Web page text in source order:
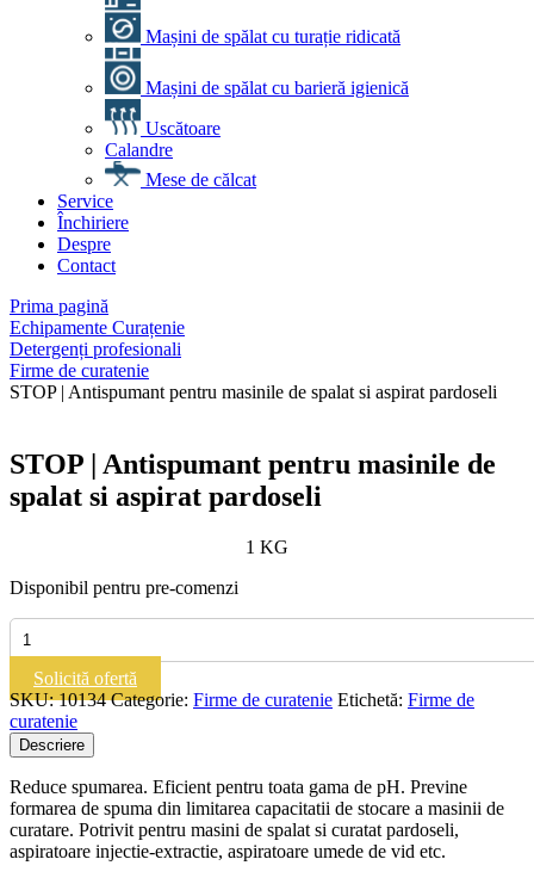
Mașini de spălat cu turație ridicată
Mașini de spălat cu barieră igienică
Uscătoare
Calandre
Mese de călcat
Service
Închiriere
Despre
Contact
Prima pagină
Echipamente Curațenie
Detergenți profesionali
Firme de curatenie
STOP | Antispumant pentru masinile de spalat si aspirat pardoseli
STOP | Antispumant pentru masinile de
spalat si aspirat pardoseli
1 KG
Disponibil pentru pre-comenzi
Cantitate
STOP
Antispumant
pentru
masinile
de
spalat
si
aspirat
pardoseli
Solicită ofertă
SKU:10134 Categorie: Firme de curatenie Etichetă: Firme de
curatenie
Descriere
Reduce spumarea. Eficient pentru toata gama de pH. Previne
formarea de spuma din limitarea capacitatii de stocare a masinii de
curatare. Potrivit pentru masini de spalat si curatat pardoseli,
aspiratoare injectie-extractie, aspiratoare umede de vid etc.